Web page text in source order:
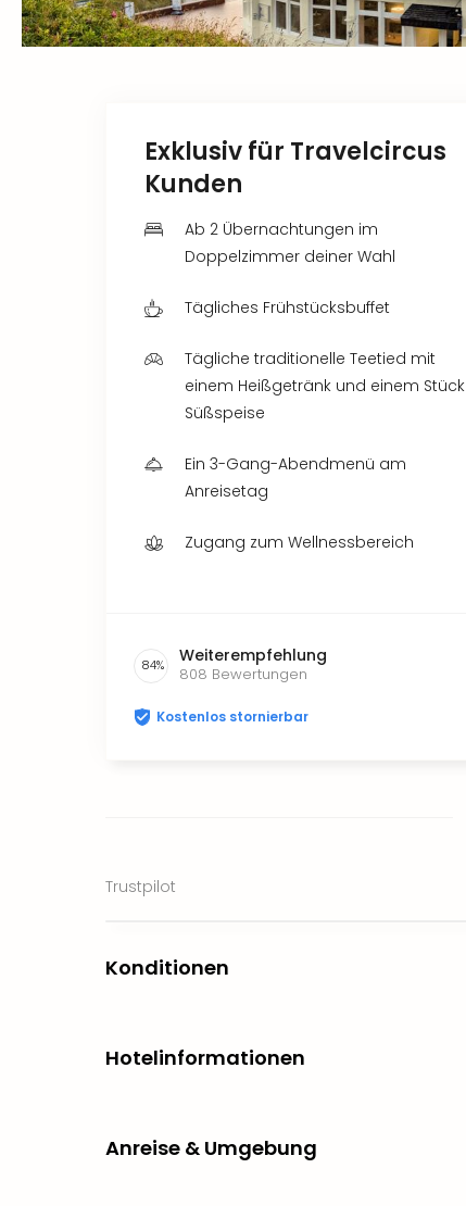
Exklusiv für Travelcircus
Kunden
Ab 2 Übernachtungen im
Doppelzimmer deiner Wahl
Tägliches Frühstücksbuffet
Tägliche traditionelle Teetied mit
einem Heißgetränk und einem Stück
Süßspeise
Ein 3-Gang-Abendmenü am
Anreisetag
Zugang zum Wellnessbereich
84% Weiterempfehlung
808 Bewertungen
Kostenlos stornierbar
Trustpilot
Konditionen
Hotelinformationen
Anreise & Umgebung